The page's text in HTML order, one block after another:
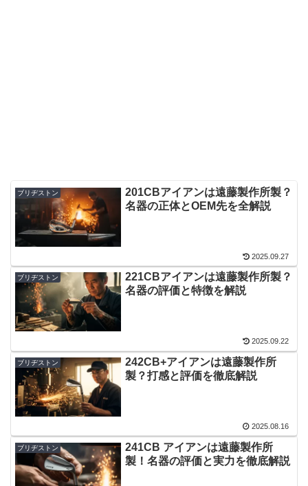
ブリヂストン
201CBアイアンは遠藤製作所製？
名器の正体とOEM先を全解説
2025.09.27
ブリヂストン
221CBアイアンは遠藤製作所製？
名器の評価と特徴を解説
2025.09.22
ブリヂストン
242CB+アイアンは遠藤製作所
製？打感と評価を徹底解説
2025.08.16
ブリヂストン
241CB アイアンは遠藤製作所
製！名器の評価と実力を徹底解説